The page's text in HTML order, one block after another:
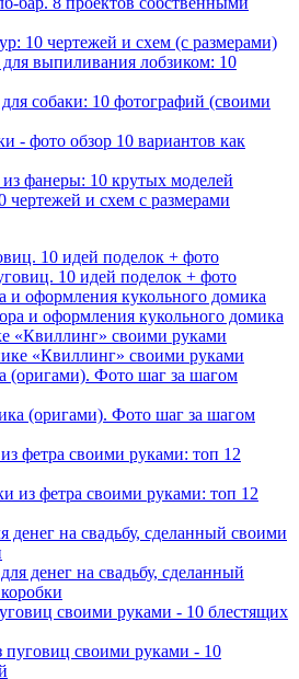
10 чертежей и схем (с размерами)
выпиливания лобзиком: 10
собаки: 10 фотографий (своими
- фото обзор 10 вариантов как
из фанеры: 10 крутых моделей
чертежей и схем с размерами
10 идей поделок + фото
и оформления кукольного домика
«Квиллинг» своими руками
(оригами). Фото шаг за шагом
фетра своими руками: топ 12
денег на свадьбу, сделанный своими
своими руками - 10 блестящих